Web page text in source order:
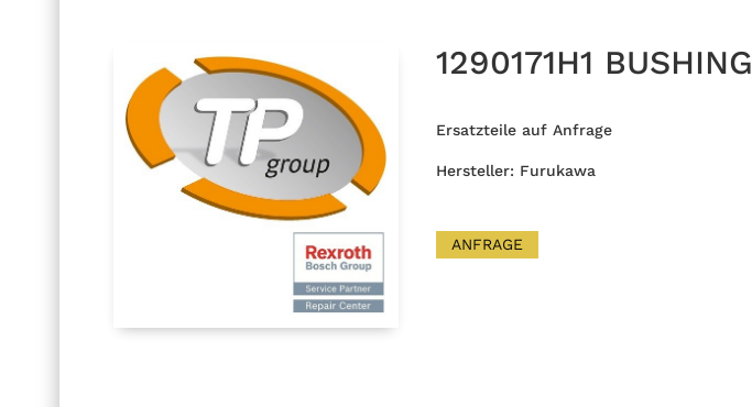
1290171H1 BUSHING
Ersatzteile auf Anfrage
Hersteller: Furukawa
ANFRAGE